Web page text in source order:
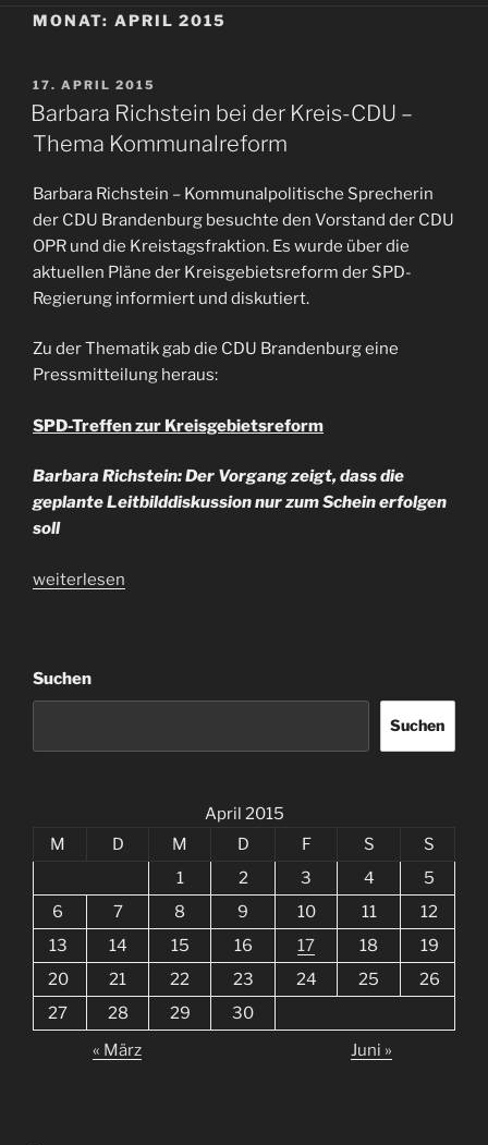
MONAT: APRIL 2015
VERÖFFENTLICHT
AM
17. APRIL 2015
Barbara Richstein bei der Kreis-CDU –
Thema Kommunalreform
Barbara Richstein – Kommunalpolitische Sprecherin
der CDU Brandenburg besuchte den Vorstand der CDU
OPR und die Kreistagsfraktion. Es wurde über die
aktuellen Pläne der Kreisgebietsreform der SPD-
Regierung informiert und diskutiert.
Zu der Thematik gab die CDU Brandenburg eine
Pressmitteilung heraus:
SPD-Treffen zur Kreisgebietsreform
Barbara Richstein: Der Vorgang zeigt, dass die
geplante Leitbilddiskussion nur zum Schein erfolgen
soll
„Barbara
Kreis-
CDU
weiterlesen
Suchen
Suchen
April 2015
M
D M D F S
S
1
2 3 4
5
6
7 8 9 10 11
12
13
14 15 16 17 18
19
20
21 22 23 24 25
26
27
28 29
30
« März
Juni »